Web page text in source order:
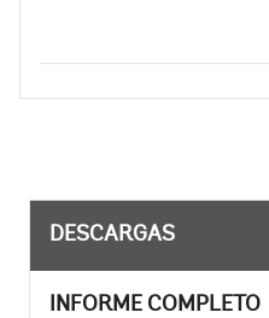
DESCARGAS
INFORME COMPLETO